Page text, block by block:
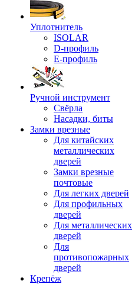
Уплотнитель
ISOLAR
D-профиль
Е-профиль
Ручной инструмент
Свёрла
Насадки, биты
Замки врезные
Для китайских
металлических
дверей
Замки врезные
почтовые
Для легких дверей
Для профильных
дверей
Для металлических
дверей
Для
противопожарных
дверей
Крепёж